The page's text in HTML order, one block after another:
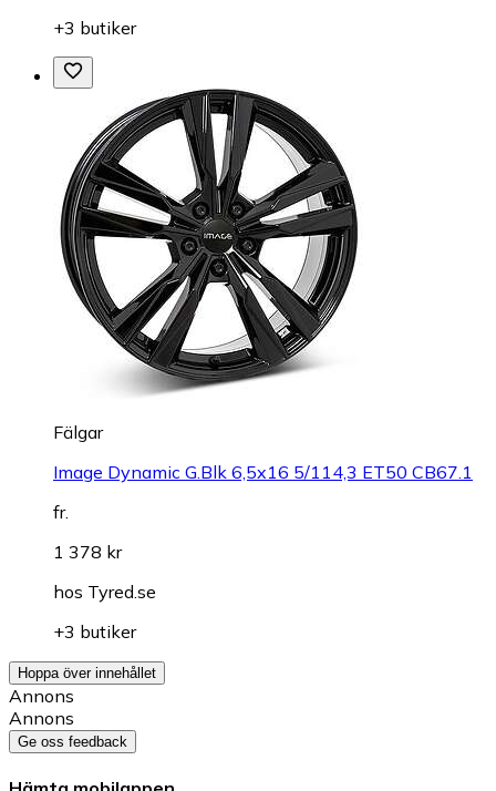
+3 butiker
Fälgar
Image Dynamic G.Blk 6,5x16 5/114,3 ET50 CB67.1
fr.
1 378 kr
hos Tyred.se
+3 butiker
Hoppa över innehållet
Annons
Annons
Ge oss feedback